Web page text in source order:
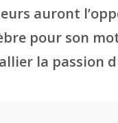
auront
pour son
la passion